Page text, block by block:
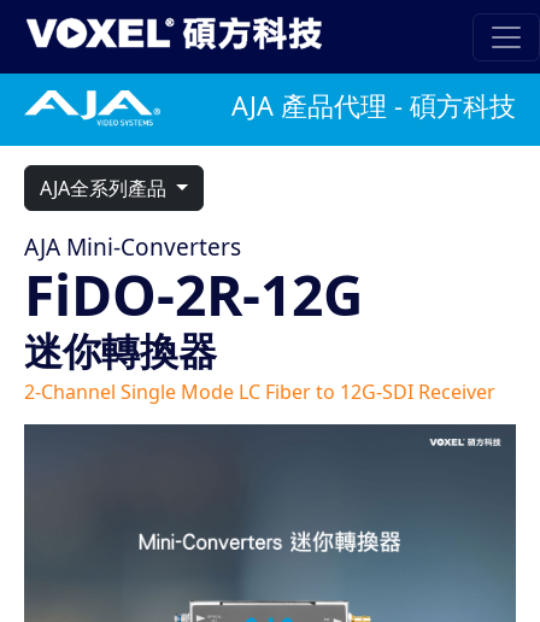
AJA 產品代理 - 碩方科技
AJA全系列產品
AJA Mini-Converters
FiDO-2R-12G
迷你轉換器
2-Channel Single Mode LC Fiber to 12G-SDI Receiver